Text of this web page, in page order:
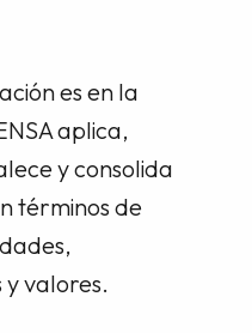
es en la
aplica,
y consolida
términos de
valores.